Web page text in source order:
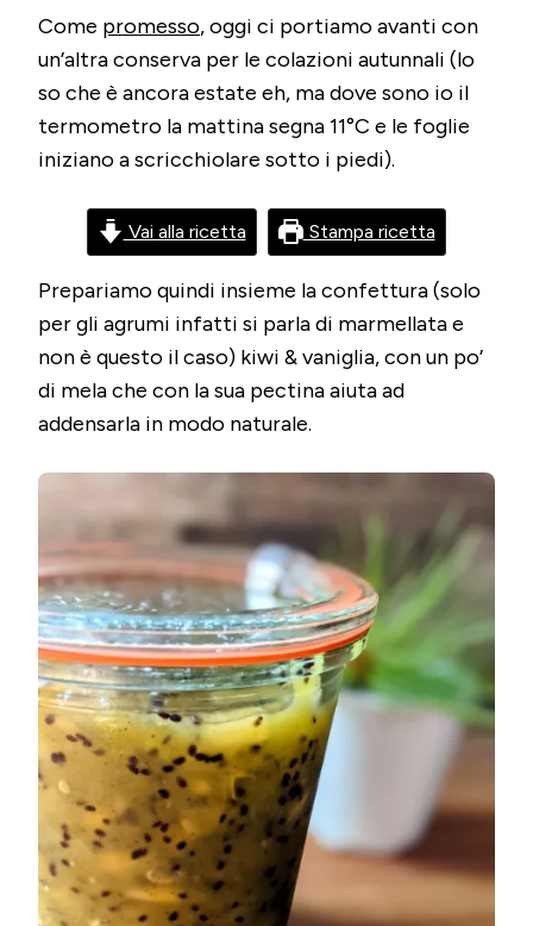
KIWI
VANIGLIA
Come promesso, oggi ci portiamo avanti con
un’altra conserva per le colazioni autunnali (lo
so che è ancora estate eh, ma dove sono io il
termometro la mattina segna 11°C e le foglie
iniziano a scricchiolare sotto i piedi).
Vai alla ricetta Stampa ricetta
Prepariamo quindi insieme la confettura (solo
per gli agrumi infatti si parla di marmellata e
non è questo il caso) kiwi & vaniglia, con un po’
di mela che con la sua pectina aiuta ad
addensarla in modo naturale.